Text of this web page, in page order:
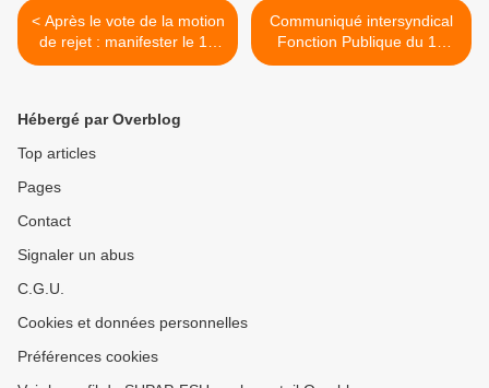
< Après le vote de la motion
de rejet : manifester le 18
décembre pour obtenir le
Communiqué intersyndical
Fonction Publique du 15
décembre >
Hébergé par Overblog
Top articles
Pages
Contact
Signaler un abus
C.G.U.
Cookies et données personnelles
Préférences cookies